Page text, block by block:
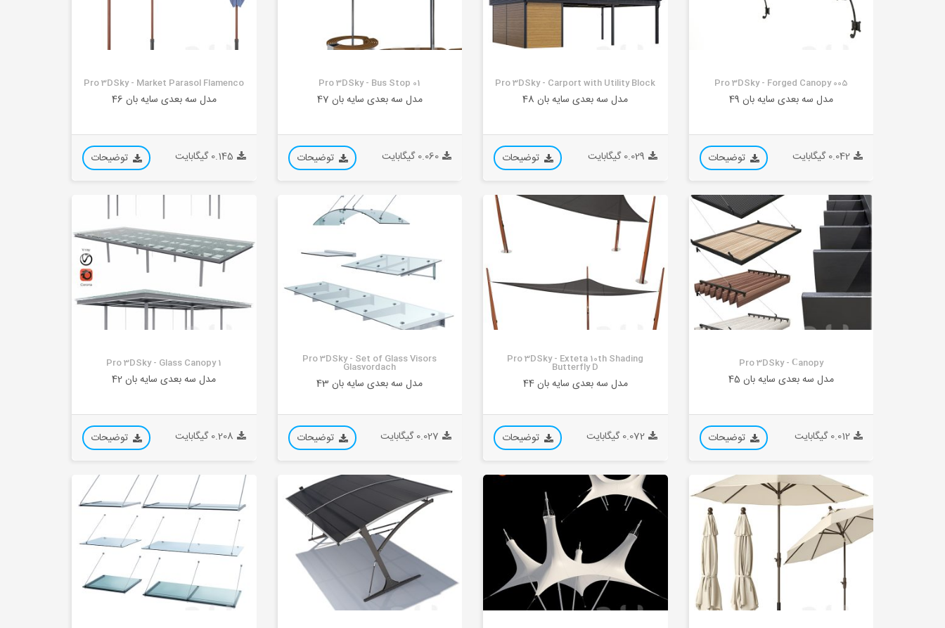
Pro 3DSky - Forged Canopy 005
مدل سه بعدی سایه بان 49
0.042 گیگابایت توضیحات
Pro 3DSky - Carport with Utility Block
مدل سه بعدی سایه بان 48
0.029 گیگابایت توضیحات
Pro 3DSky - Bus Stop 01
مدل سه بعدی سایه بان 47
0.060 گیگابایت توضیحات
Pro 3DSky - Market Parasol Flamenco
مدل سه بعدی سایه بان 46
0.145 گیگابایت توضیحات
Pro 3DSky - Сanopy
مدل سه بعدی سایه بان 45
0.012 گیگابایت توضیحات
Pro 3DSky - Exteta 10th Shading
Butterfly D
مدل سه بعدی سایه بان 44
0.072 گیگابایت توضیحات
Pro 3DSky - Set of Glass Visors
Glasvordach
مدل سه بعدی سایه بان 43
0.027 گیگابایت توضیحات
Pro 3DSky - Glass Canopy 1
مدل سه بعدی سایه بان 42
0.208 گیگابایت توضیحات